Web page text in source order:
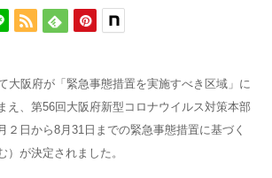
大阪府が「緊急事態措置を実施すべき区域」に
え、第56回大阪府新型コロナウイルス対策本部
２日から8月31日までの緊急事態措置に基づく
）が決定されました。